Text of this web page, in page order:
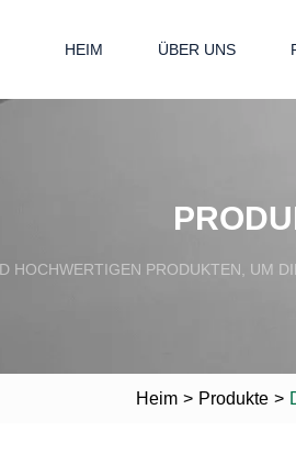
HEIM ÜBER UNS
HOCHWERTIGEN PRODUKTEN, UM
Heim > Produkte >